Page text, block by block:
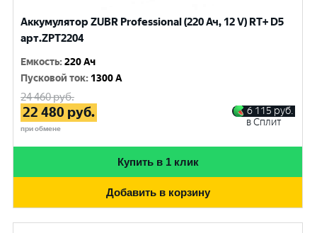
Аккумулятор ZUBR Professional (220 Ач, 12 V) RT+ D5
арт.ZPT2204
Емкость:220 Ач
Пусковой ток: 1300 A
24 460руб.
22 480 руб.
при обмене
6 115 руб.
в Сплит
Купить в 1 клик
Добавить в корзину